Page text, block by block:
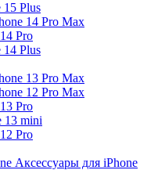
15 Plus
14 Pro Max
Pro
14 Plus
13 Pro Max
12 Pro Max
Pro
13 mini
Pro
Аксессуары для iPhone